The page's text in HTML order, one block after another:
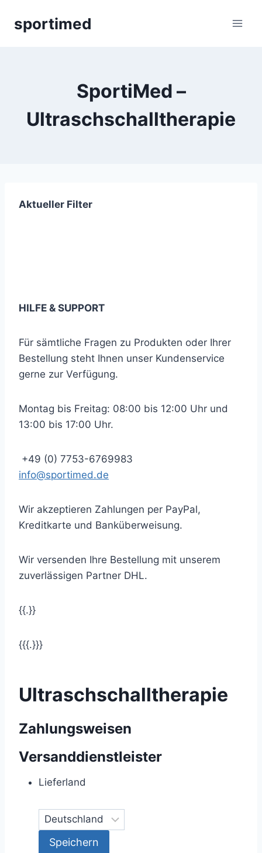
Inhaltsportimed
SportiMed –
Ultraschschalltherapie
Aktueller Filter
HILFE & SUPPORT
Für sämtliche Fragen zu Produkten oder Ihrer
Bestellung steht Ihnen unser Kundenservice
gerne zur Verfügung.
Montag bis Freitag: 08:00 bis 12:00 Uhr und
13:00 bis 17:00 Uhr.
+49 (0) 7753-6769983
info@sportimed.de
Wir akzeptieren Zahlungen per PayPal,
Kreditkarte und Banküberweisung.
Wir versenden Ihre Bestellung mit unserem
zuverlässigen Partner DHL.
{{.}}
{{{.}}}
Ultraschschalltherapie
Zahlungsweisen
Versanddienstleister
Lieferland